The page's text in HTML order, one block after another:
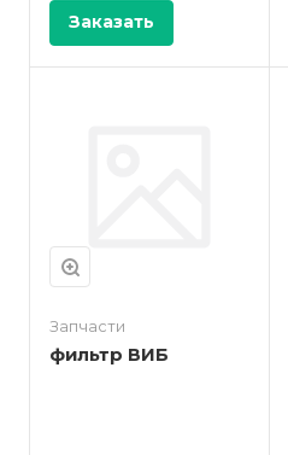
Заказать
Запчасти
фильтр ВИБ